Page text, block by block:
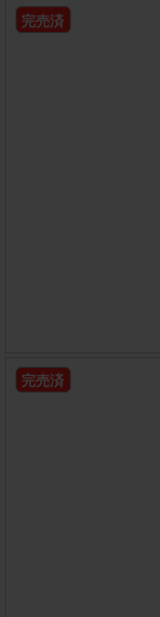
完売済
完売済